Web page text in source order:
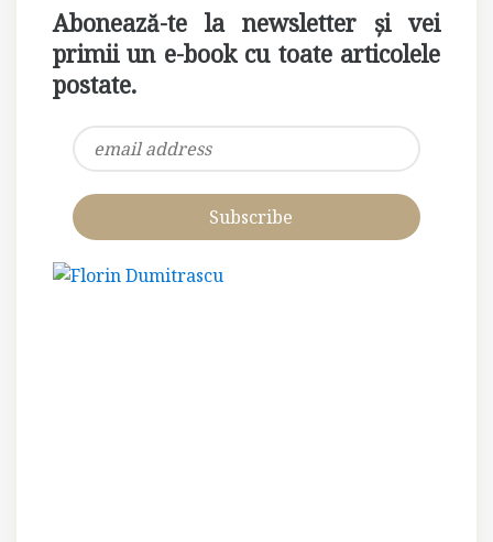
Abonează-te la newsletter și vei
primii un e-book cu toate articolele
postate.